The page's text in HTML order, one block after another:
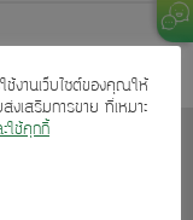
ช้งานเว็บไซต์ของคุณให้
เสริมการขาย ที่เหมาะ
ใช้คุกกี้